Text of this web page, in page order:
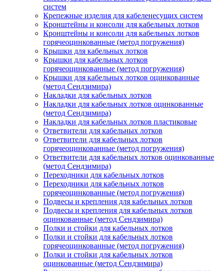
систем
Крепежные изделия для кабеленесущих систем
Кронштейны и консоли для кабельных лотков
Кронштейны и консоли для кабельных лотков
горячеоцинкованные (метод погружения)
Крышки для кабельных лотков
Крышки для кабельных лотков
горячеоцинкованные (метод погружения)
Крышки для кабельных лотков оцинкованные
(метод Сендзимира)
Накладки для кабельных лотков
Накладки для кабельных лотков оцинкованные
(метод Сендзимира)
Накладки для кабельных лотков пластиковые
Ответвители для кабельных лотков
Ответвители для кабельных лотков
горячеоцинкованные (метод погружения)
Ответвители для кабельных лотков оцинкованные
(метод Сендзимира)
Переходники для кабельных лотков
Переходники для кабельных лотков
горячеоцинкованные (метод погружения)
Подвесы и крепления для кабельных лотков
Подвесы и крепления для кабельных лотков
оцинкованные (метод Сендзимира)
Полки и стойки для кабельных лотков
Полки и стойки для кабельных лотков
горячеоцинкованные (метод погружения)
Полки и стойки для кабельных лотков
оцинкованные (метод Сендзимира)